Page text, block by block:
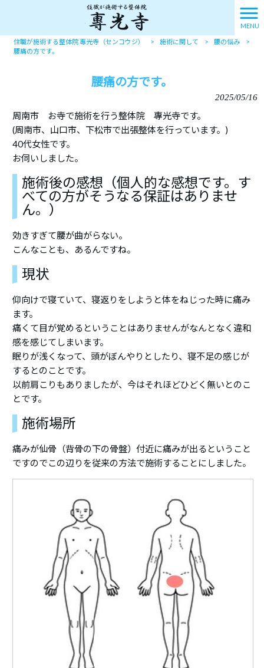
MENU
住職が施術する整体院 專光寺（センコウジ） > 施術に関して > 腰の悩み
>
腰痛の方です。
腰痛の方です。
2025/05/16
周南市 お寺で施術を行う整体院 專光寺です。
(周南市、山口市、下松市で出張整体を行っています。)
40代女性です。
お伺いしました。
施術後の感想（個人的な感想です。す
べての方がそうなる保証はありませ
ん。）
効きすぎて腰が曲がらない。
こんなことも、あるんですね。
現状
仰向けで寝ていて、寝返りをしようと体をねじった時に痛み
ます。
痛くて目が覚めるということはありませんがなんとなく違和
感を感じてしまいます。
眠りが浅くなって、頭がぼんやりとしたり、寝不足の感じが
するとのことです。
以前肩こりもありましたが、今はそれほどひどく無いとのこ
とです。
施術場所
痛みが仙骨（背骨の下の骨盤）付近に痛みが出るということ
ですのでこの辺りを従来の方法で施術することにしました。